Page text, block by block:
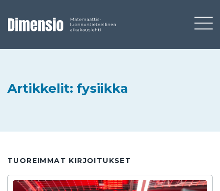
Artikkelit: fysiikka
TUOREIMMAT KIRJOITUKSET